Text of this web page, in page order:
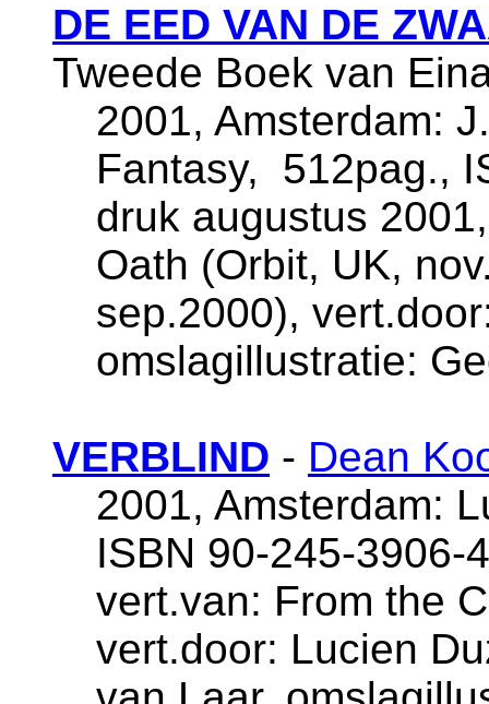
DE EED VAN DE
Tweede Boek van
2001, Amsterdam:
Fantasy, 512pag.,
druk augustus
Oath (Orbit, UK,
sep.2000),
omslagillustratie:
VERBLIND - Dean
2001, Amsterdam:
ISBN 90-245-3906-
vert.van: From the
vert.door: Lucien